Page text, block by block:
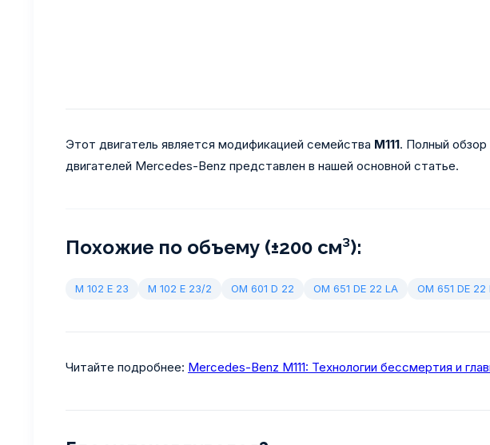
Этот двигатель является модификацией семейства M111. Полный
двигателей Mercedes-Benz представлен в нашей основной статье.
Похожие по объему (±200 см³):
M 102 E 23 M 102 E 23/2 OM 601 D 22 OM 651 DE 22 LA OM 651 DE 22
Читайте подробнее: Mercedes-Benz M111: Технологии бессмертия и